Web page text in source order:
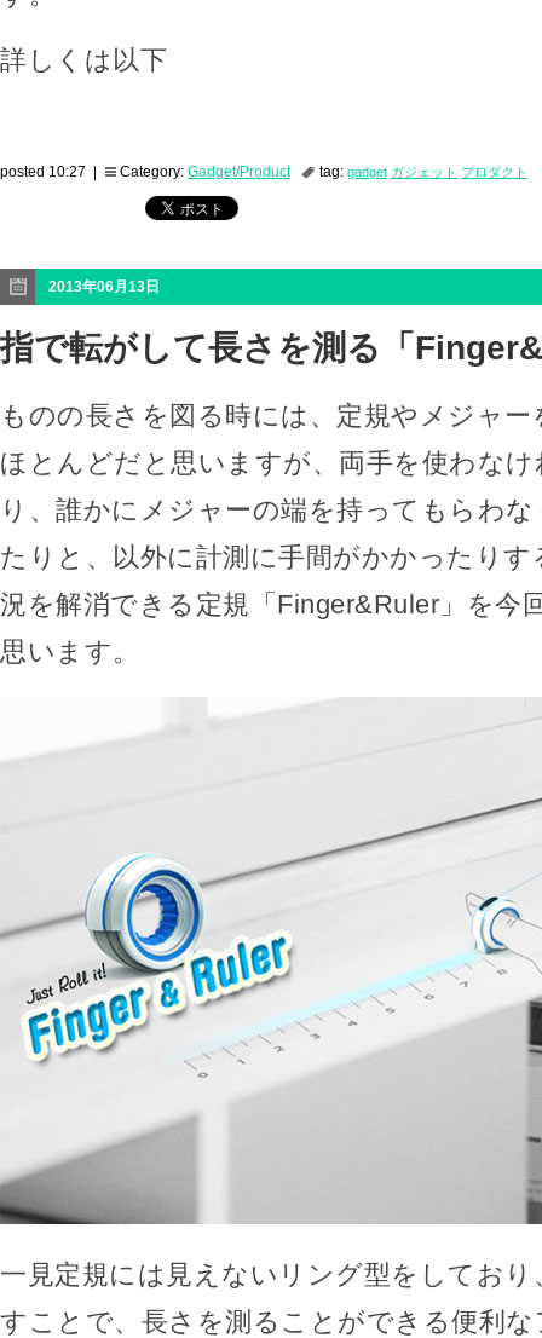
詳しくは以下
posted 10:27 | Category: Gadget/Product tag: gadget ガジェット プロダクト
2013年06月13日
指で転がして長さを測る「
ものの長さを図る時には、定規やメジャ
ほとんどだと思いますが、両手を使わな
り、誰かにメジャーの端を持ってもらわ
たりと、以外に計測に手間がかかったり
況を解消できる定規「Finger&Ruler」を今
思います。
一見定規には見えないリング型をしてお
すことで、長さを測ることができる便利